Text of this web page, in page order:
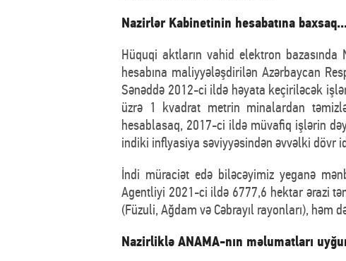
Nazirlər Kabinetinin hesabatına
Hüquqi aktların vahid elektron
hesabına maliyyələşdirilən Azərbaycan
Sənəddə 2012-ci ildə həyata keçiriləcək
üzrə 1 kvadrat metrin minalardan
hesablasaq, 2017-ci ildə müvafiq işlərin
indiki inflyasiya səviyyəsindən əvvəlki dövr
İndi müraciət edə biləcəyimiz yeganə
Agentliyi 2021-ci ildə 6777,6 hektar ərazi
(Füzuli, Ağdam və Cəbrayıl rayonları),
Nazirliklə ANAMA-nın məlumatları